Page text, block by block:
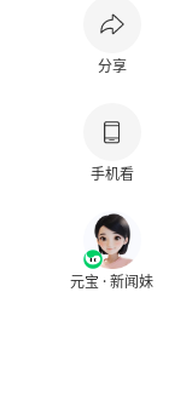
分享
手机看
元宝 · 新闻妹